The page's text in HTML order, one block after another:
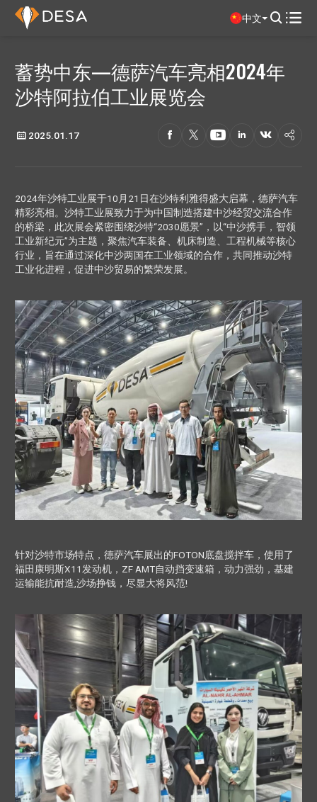
中文 
蓄势中东—德萨汽车亮相2024年
沙特阿拉伯工业展览会
 2025.01.17      
2024年沙特工业展于10月21日在沙特利雅得盛大启幕，德萨汽车
精彩亮相。沙特工业展致力于为中国制造搭建中沙经贸交流合作
的桥梁，此次展会紧密围绕沙特“2030愿景”，以“中沙携手，智领
工业新纪元”为主题，聚焦汽车装备、机床制造、工程机械等核心
行业，旨在通过深化中沙两国在工业领域的合作，共同推动沙特
工业化进程，促进中沙贸易的繁荣发展。
针对沙特市场特点，德萨汽车展出的FOTON底盘搅拌车，使用了
福田康明斯X11发动机，ZF AMT自动挡变速箱，动力强劲，基建
运输能抗耐造,沙场挣钱，尽显大将风范!